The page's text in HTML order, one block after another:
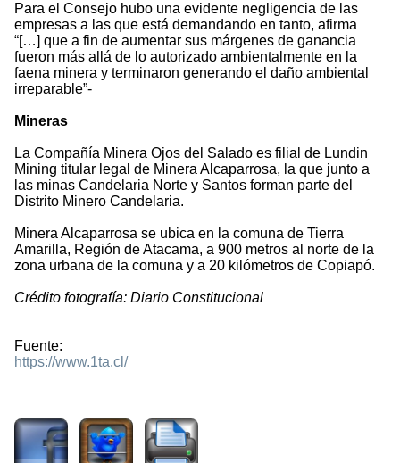
Para el Consejo hubo una evidente negligencia de las
empresas a las que está demandando en tanto, afirma
“[…] que a fin de aumentar sus márgenes de ganancia
fueron más allá de lo autorizado ambientalmente en la
faena minera y terminaron generando el daño ambiental
irreparable”-
Mineras
La Compañía Minera Ojos del Salado es filial de Lundin
Mining titular legal de Minera Alcaparrosa, la que junto a
las minas Candelaria Norte y Santos forman parte del
Distrito Minero Candelaria.
Minera Alcaparrosa se ubica en la comuna de Tierra
Amarilla, Región de Atacama, a 900 metros al norte de la
zona urbana de la comuna y a 20 kilómetros de Copiapó.
Crédito fotografía: Diario Constitucional
Fuente:
https://www.1ta.cl/